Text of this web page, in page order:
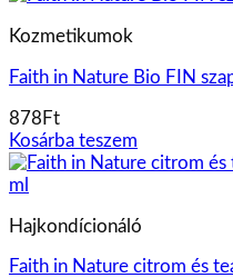
Kozmetikumok
Faith in Nature Bio FIN
878 Ft
Kosárba teszem
Hajkondícionáló
Faith in Nature citrom és